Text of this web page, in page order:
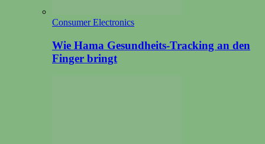
Consumer Electronics
Wie Hama Gesundheits-Tracking an den
Finger bringt